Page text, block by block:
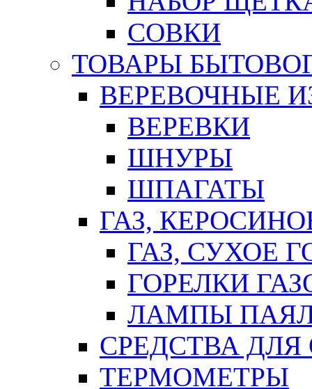
СОВКИ
ТОВАРЫ
ВЕРЕВОЧНЫЕ
ВЕРЕВКИ
ШНУРЫ
ШПАГАТЫ
ГАЗ,
ГАЗ, СУХОЕ
ГОРЕЛКИ
ЛАМПЫ
СРЕДСТВА
ТЕРМОМЕТРЫ